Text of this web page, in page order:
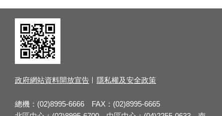
政府網站資料開放宣告 隱私權及安全政策
總機：(02)8995-6666 FAX：(02)8995-6665